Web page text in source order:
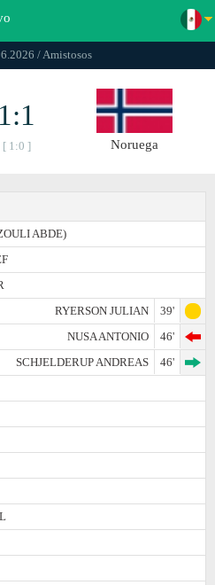
/ Amistosos
1:1
[ 1:0 ] Noruega
ABDE)
RYERSON JULIAN
39'
NUSA ANTONIO
46'
SCHJELDERUP ANDREAS
46'